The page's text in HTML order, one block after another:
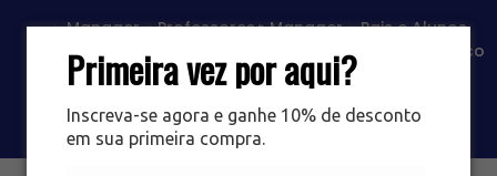
Primeira vez por aqui?
Inscreva-se agora e ganhe 10% de desconto
em sua primeira compra.
Manager - Professores
Manager - Pais e Alunos
Portal SAS
Classroom
Trabalhe Conosco
Loja EIPG
Loja Mário Simões